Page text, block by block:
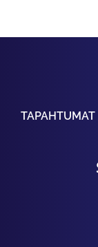
TAPAHTUMAT